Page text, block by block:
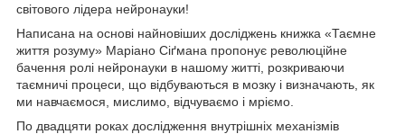
світового лідера нейронауки!
Написана на основі найновіших досліджень книжка «Таємне
життя розуму» Маріано Сіґмана пропонує революційне
бачення ролі нейронауки в нашому житті, розкриваючи
таємничі процеси, що відбуваються в мозку і визначають, як
ми навчаємося, мислимо, відчуваємо і мріємо.
По двадцяти роках дослідження внутрішніх механізмів